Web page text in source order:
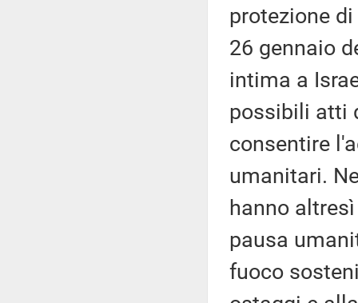
protezione
26 gennaio
intima a
possibili atti
consentire
umanitari.
hanno
pausa
fuoco